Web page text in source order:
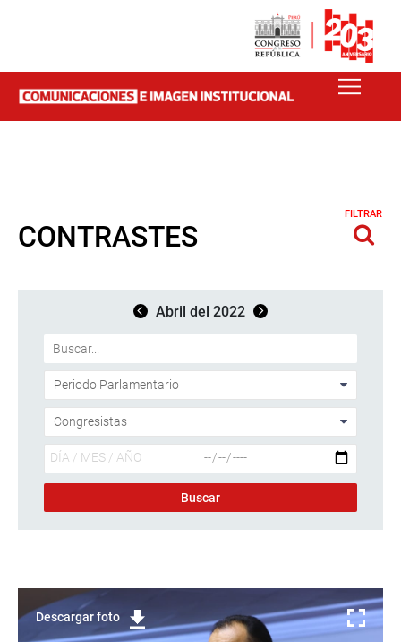
CONTRASTES
FILTRAR
Abril del 2022
Descargar foto